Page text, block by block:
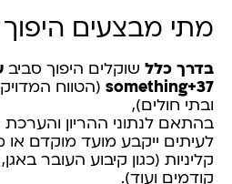
מתי מבצעים
בדרך כלל שוקלים היפוך סביב
37+something
(הטווח
ובתי חולים),
בהתאם לנתוני ההריון
לעיתים ייקבע מועד מוקדם או
קליניות (כגון קיבוע העובר
קודמים ועוד).